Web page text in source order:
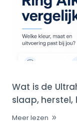
Wat is de
slaap,
Meer lezen